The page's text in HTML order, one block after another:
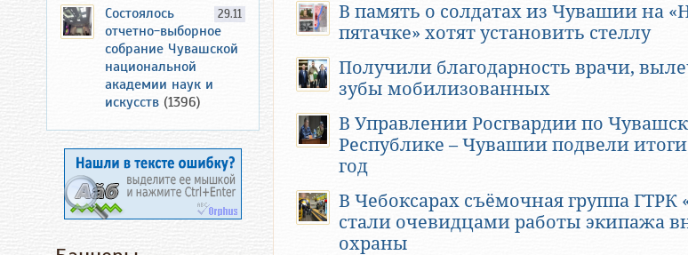
В память о солдатах из Чувашии на
пятачке» хотят установить стеллу
Получили благодарность врачи,
зубы мобилизованных
В Управлении Росгвардии по
Республике – Чувашии подвели итоги
год
В Чебоксарах съёмочная группа ГТРК
стали очевидцами работы экипажа
охраны
29.11
Состоялось
отчетно-выборное
собрание Чувашской
национальной
академии наук и
искусств (1396)